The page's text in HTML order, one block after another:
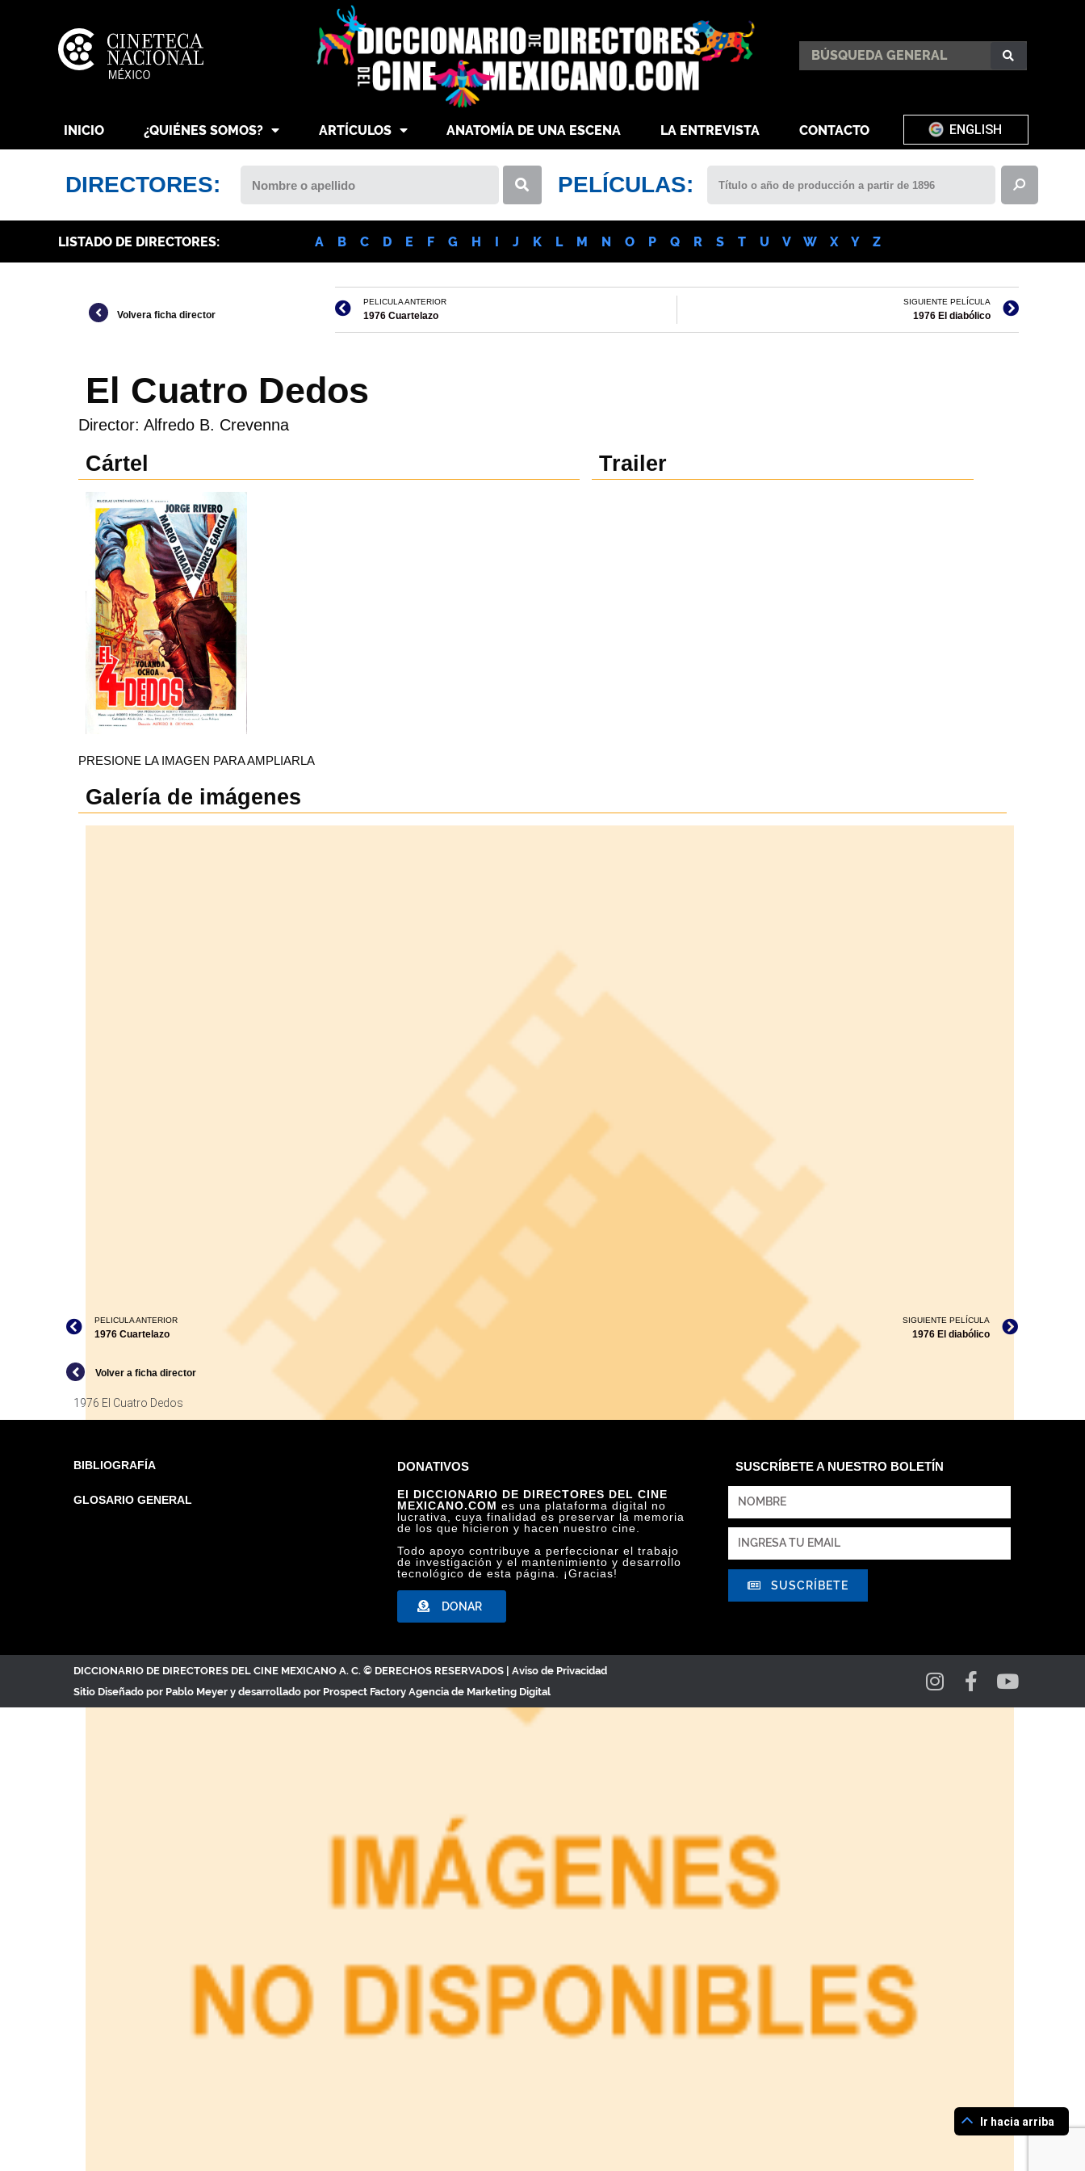
INICIO ¿QUIÉNES SOMOS? ARTÍCULOS ANATOMÍA DE UNA ESCENA LA ENTREVISTA CONTACTO ENGLISH
DIRECTORES: PELÍCULAS:
LISTADO DE DIRECTORES: A B C D E F G H I J K L M N O P Q R S T U V W X Y Z
Volvera ficha director
PELICULA ANTERIOR
1976 Cuartelazo
SIGUIENTE PELÍCULA
1976 El diabólico
El Cuatro Dedos
Director: Alfredo B. Crevenna
Cártel Trailer
PRESIONE LA IMAGEN PARA AMPLIARLA
Galería de imágenes
PELICULA ANTERIOR
1976 Cuartelazo
SIGUIENTE PELÍCULA
1976 El diabólico
Volver a ficha director
1976 El Cuatro Dedos
BIBLIOGRAFÍA
GLOSARIO GENERAL
DONATIVOS
El DICCIONARIO DE DIRECTORES DEL CINE
MEXICANO.COM es una plataforma digital no
lucrativa, cuya finalidad es preservar la memoria
de los que hicieron y hacen nuestro cine.
Todo apoyo contribuye a perfeccionar el trabajo
de investigación y el mantenimiento y desarrollo
tecnológico de esta página. ¡Gracias!
DONAR
SUSCRÍBETE A NUESTRO BOLETÍN
SUSCRÍBETE
DICCIONARIO DE DIRECTORES DEL CINE MEXICANO A. C. © DERECHOS RESERVADOS | Aviso de Privacidad
Sitio Diseñado por Pablo Meyer y desarrollado por Prospect Factory Agencia de Marketing Digital